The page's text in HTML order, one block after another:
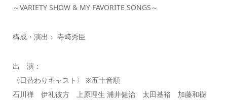
～VARIETY SHOW & MY FAVORITE SONGS～
構成・演出： 寺﨑秀臣
出 演：
〈日替わりキャスト〉 ※五十音順
石川禅 伊礼彼方 上原理生 浦井健治 太田基裕 加藤和樹